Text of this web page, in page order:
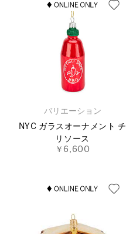
バリエーション
NYC ガラスオーナメント チ
リソース
￥6,600